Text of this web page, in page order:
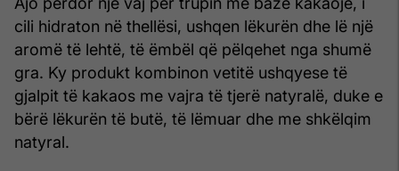
cili hidraton në thellësi, ushqen lëkurën dhe lë një
aromë të lehtë, të ëmbël që pëlqehet nga shumë
gra. Ky produkt kombinon vetitë ushqyese të
gjalpit të kakaos me vajra të tjerë natyralë, duke e
bërë lëkurën të butë, të lëmuar dhe me shkëlqim
natyral.